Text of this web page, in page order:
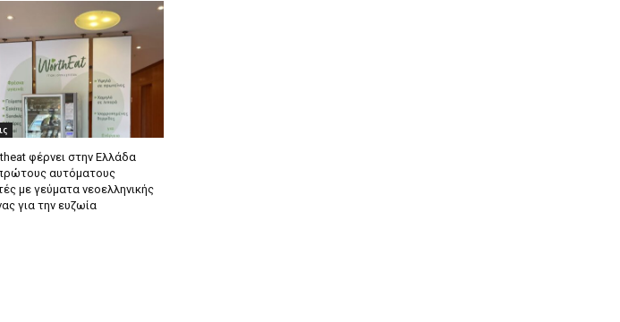
φέρνει στην Ελλάδα
αυτόματους
με γεύματα νεοελληνικής
για την ευζωία